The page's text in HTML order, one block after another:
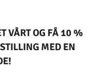
VÅRT OG FÅ 10 %
MED EN